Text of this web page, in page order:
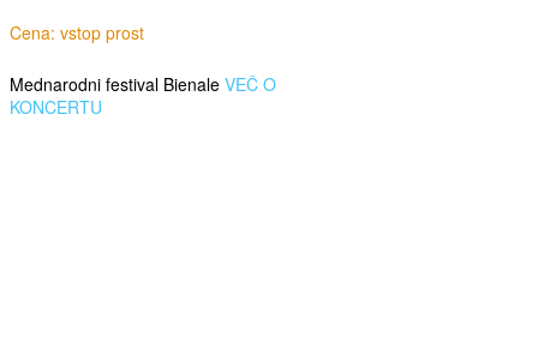
Cena: vstop prost
Mednarodni festival Bienale VEČ O
KONCERTU